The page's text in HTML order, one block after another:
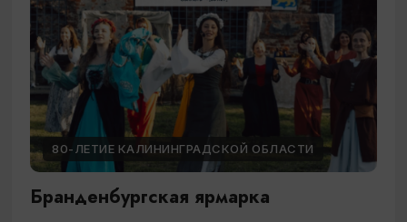
80-ЛЕТИЕ КАЛИНИНГРАДСКОЙ ОБЛАСТИ
Бранденбургская ярмарка